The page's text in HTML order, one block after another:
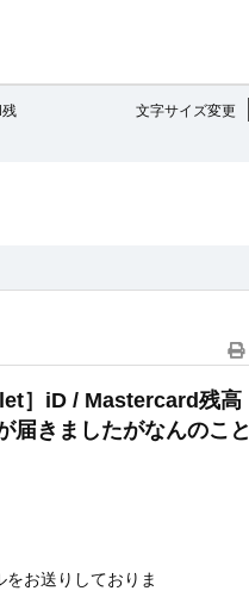
文字サイズ変更
］iD / Mastercard残高
届きましたがなんのこと
お送りしておりま